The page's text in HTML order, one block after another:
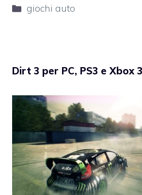
Categorie
giochi auto
Dirt 3 per PC, PS3 e Xbox